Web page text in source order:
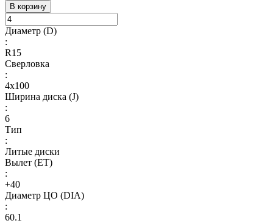
В корзину
Диаметр (D)
:
R15
Сверловка
:
4х100
Ширина диска (J)
:
6
Тип
:
Литые диски
Вылет (ET)
:
+40
Диаметр ЦО (DIA)
:
60.1